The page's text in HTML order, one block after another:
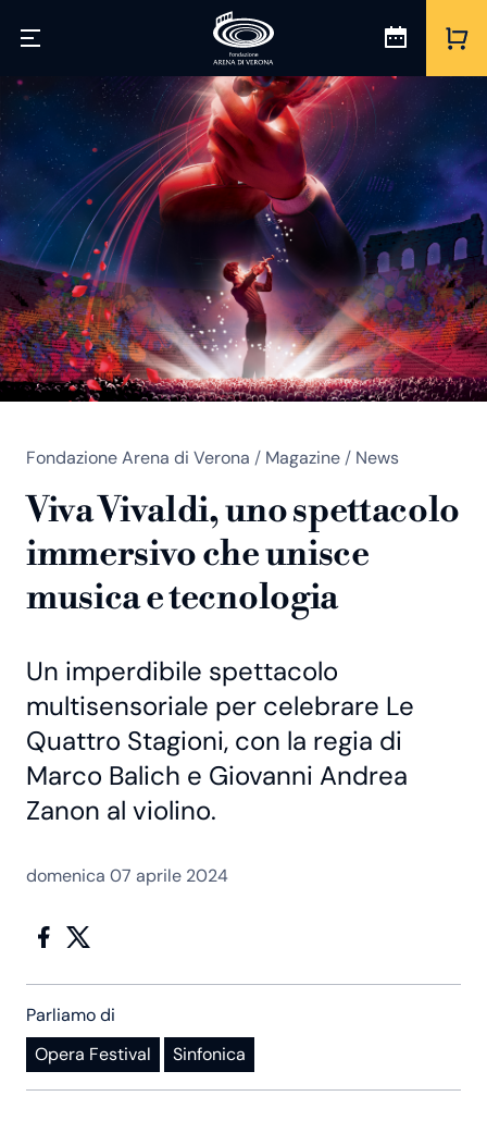
Fondazione Arena di Verona / Magazine / News
Viva Vivaldi, uno spettacolo
immersivo che unisce
musica e tecnologia
Un imperdibile spettacolo
multisensoriale per celebrare Le
Quattro Stagioni, con la regia di
Marco Balich e Giovanni Andrea
Zanon al violino.
domenica 07 aprile 2024
Parliamo di
Opera Festival
Sinfonica